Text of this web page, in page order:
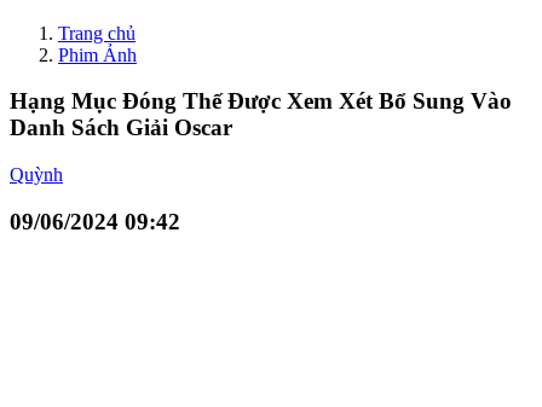
Trang chủ
Phim Ảnh
Hạng Mục Đóng Thế Được Xem Xét Bổ Sung Vào
Danh Sách Giải Oscar
Quỳnh
09/06/2024 09:42